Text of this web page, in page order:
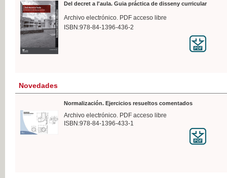
Del decret a l'aula. Guia práctica de disseny curricular
Archivo electrónico. PDF acceso libre
ISBN:978-84-1396-436-2
Novedades
Normalización. Ejercicios resueltos comentados
Archivo electrónico. PDF acceso libre
ISBN:978-84-1396-433-1